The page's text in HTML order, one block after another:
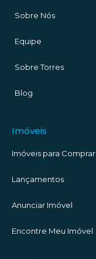
Sobre Nós
Equipe
Sobre Torres
Blog
Imóveis
Imóveis para Comprar
Lançamentos
Anunciar Imóvel
Encontre Meu Imóvel